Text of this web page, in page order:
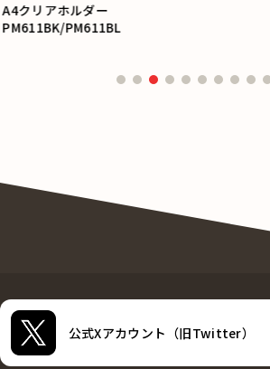
A4クリアホルダー
PM611BK/PM611BL
公式Xアカウント（旧Twitter）